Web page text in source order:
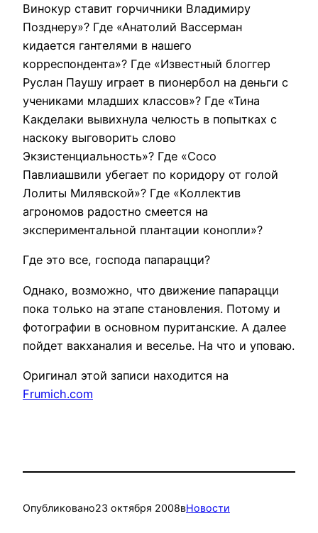
Винокур ставит горчичники Владимиру
Позднеру»? Где «Анатолий Вассерман
кидается гантелями в нашего
корреспондента»? Где «Известный блоггер
Руслан Паушу играет в пионербол на деньги с
учениками младших классов»? Где «Тина
Какделаки вывихнула челюсть в попытках с
наскоку выговорить слово
Экзистенциальность»? Где «Сосо
Павлиашвили убегает по коридору от голой
Лолиты Милявской»? Где «Коллектив
агрономов радостно смеется на
экспериментальной плантации конопли»?
Где это все, господа папарацци?
Однако, возможно, что движение папарацци
пока только на этапе становления. Потому и
фотографии в основном пуританские. А далее
пойдет вакханалия и веселье. На что и уповаю.
Оригинал этой записи находится на
Frumich.com
Опубликовано23 октября 2008вНовости